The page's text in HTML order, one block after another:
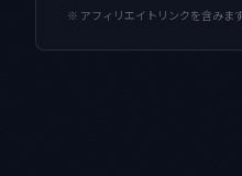
※ アフィリエイトリンクを含みま